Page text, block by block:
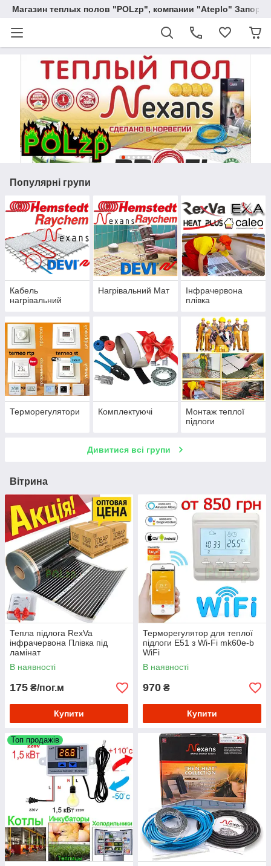
Магазин теплых полов "POLzp", компании "Ateplo"
Популярні групи
Кабель
нагрівальний
Нагрівальний Мат
Інфрачервона
плівка
Терморегулятори Комплектуючі
Монтаж теплої
підлоги
Дивитися всі групи
Вітрина
Тепла підлога RexVa
інфрачервона Плівка під
ламінат
В наявності
175 ₴/пог.м
Купити
Терморегулятор для теплої
підлоги E51 з Wi-Fi mk60e-b
WiFi
В наявності
970 ₴
Купити
Топ продажів